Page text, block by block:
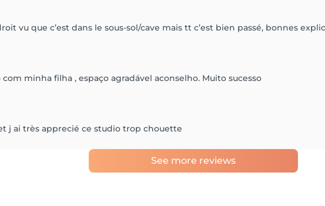
vu que c’est dans le sous-sol/cave mais tt c’est bien passé, bonnes
minha filha , espaço agradável aconselho. Muito sucesso
j ai très apprecié ce studio trop chouette
See more reviews